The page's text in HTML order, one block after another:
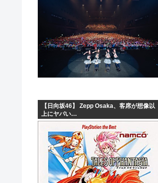
【日向坂46】 Zepp Osaka、客席が想像以
上にヤバい…